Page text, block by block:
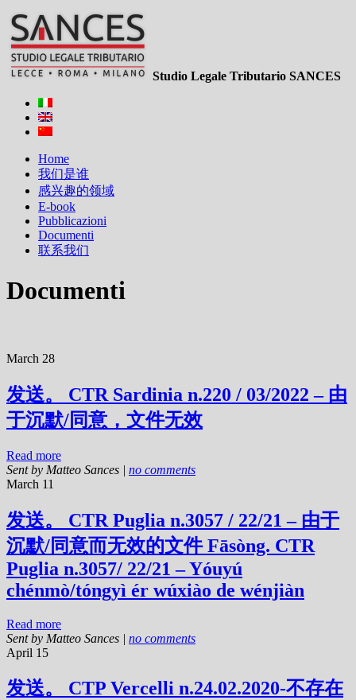
Studio Legale Tributario SANCES
Home
我们是谁
感兴趣的领域
E-book
Pubblicazioni
Documenti
联系我们
Documenti
March 28
发送。 CTR Sardinia n.220 / 03/2022 – 由
于沉默/同意，文件无效
Read more
Sent by Matteo Sances | no comments
March 11
发送。 CTR Puglia n.3057 / 22/21 – 由于
沉默/同意而无效的文件 Fāsòng. CTR
Puglia n.3057/ 22/21 – Yóuyú
chénmò/tóngyì ér wúxiào de wénjiàn
Read more
Sent by Matteo Sances | no comments
April 15
发送。 CTP Vercelli n.24.02.2020-不存在